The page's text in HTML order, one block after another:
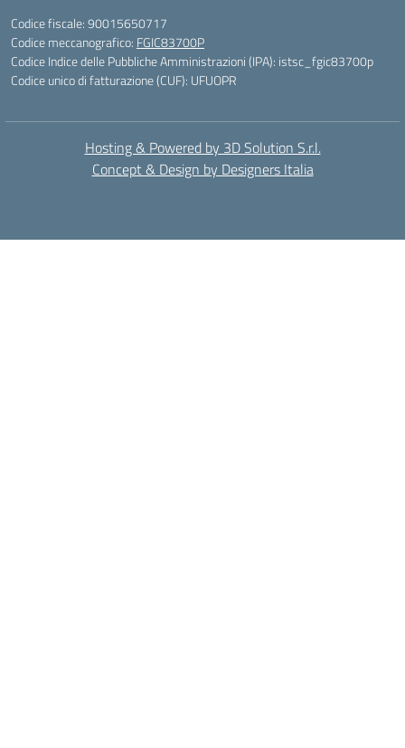
Codice fiscale: 90015650717
Codice meccanografico: FGIC83700P
Codice Indice delle Pubbliche Amministrazioni (IPA): istsc_fgic83700p
Codice unico di fatturazione (CUF): UFUOPR
Hosting & Powered by 3D Solution S.r.l.
Concept & Design by Designers Italia